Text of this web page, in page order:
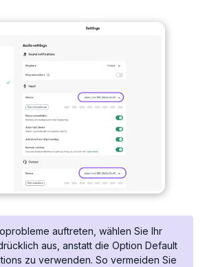
auftreten, wählen Sie Ihr
aus, anstatt die Option Default
zu verwenden. So vermeiden Sie